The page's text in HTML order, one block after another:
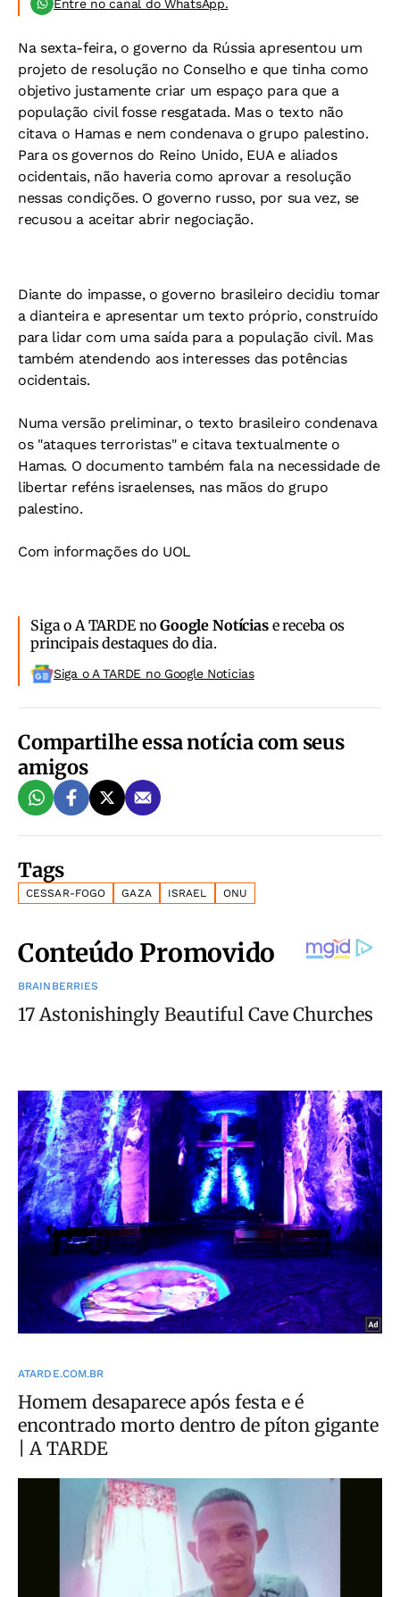
Entre no canal do WhatsApp.
Na sexta-feira, o governo da Rússia apresentou um
projeto de resolução no Conselho e que tinha como
objetivo justamente criar um espaço para que a
população civil fosse resgatada. Mas o texto não
citava o Hamas e nem condenava o grupo palestino.
Para os governos do Reino Unido, EUA e aliados
ocidentais, não haveria como aprovar a resolução
nessas condições. O governo russo, por sua vez, se
recusou a aceitar abrir negociação.
Diante do impasse, o governo brasileiro decidiu tomar
a dianteira e apresentar um texto próprio, construído
para lidar com uma saída para a população civil. Mas
também atendendo aos interesses das potências
ocidentais.
Numa versão preliminar, o texto brasileiro condenava
os "ataques terroristas" e citava textualmente o
Hamas. O documento também fala na necessidade de
libertar reféns israelenses, nas mãos do grupo
palestino.
Com informações do UOL
Siga o A TARDE noGoogle Notíciase receba os
principais destaques do dia.
Siga o A TARDE no Google Noticias
Compartilhe essa notícia com seus
amigos
Tags
CESSAR-FOGO GAZA ISRAEL ONU